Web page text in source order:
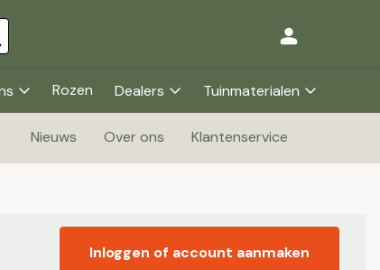
Rozen Dealers Tuinmaterialen
Nieuws Over ons Klantenservice
Inloggen of account aanmaken